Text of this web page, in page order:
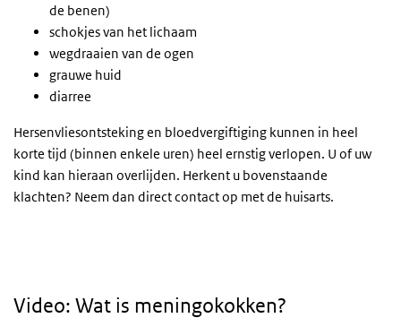
de benen)
schokjes van het lichaam
wegdraaien van de ogen
grauwe huid
diarree
Hersenvliesontsteking en bloedvergiftiging kunnen in heel
korte tijd (binnen enkele uren) heel ernstig verlopen. U of uw
kind kan hieraan overlijden. Herkent u bovenstaande
klachten? Neem dan direct contact op met de huisarts.
Video: Wat is meningokokken?